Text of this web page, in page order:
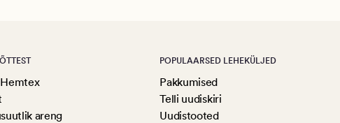
areng
POPULAARSED LEHEKÜLJED
Pakkumised
Telli uudiskiri
Uudistooted